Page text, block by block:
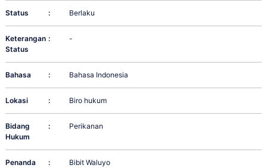
Status : Berlaku
Keterangan
Status
: -
Bahasa : Bahasa Indonesia
Lokasi : Biro hukum
Bidang
Hukum
: Perikanan
Penanda
: Bibit Waluyo